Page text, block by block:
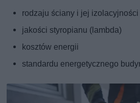
rodzaju ściany i jej izolacyjności
jakości styropianu (lambda)
kosztów energii
standardu energetycznego